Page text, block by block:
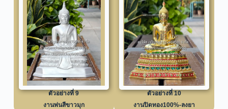
ตัวอย่างที่ 9
งานพ่นสีขาวมุก
ตัวอย่างที่ 10
งานปิดทอง100%-ลงยา